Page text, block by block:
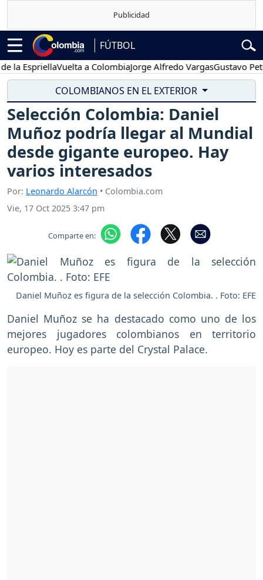
FÚTBOL
Vuelta a ColombiaJorge Alfredo VargasGustavo Petro
COLOMBIANOS EN EL EXTERIOR
Selección Colombia: Daniel
Muñoz podría llegar al Mundial
desde gigante europeo. Hay
varios interesados
Por: Leonardo Alarcón • Colombia.com
Vie, 17 Oct 2025 3:47 pm
Comparte en:
Daniel Muñoz es figura de la selección Colombia. . Foto: EFE
Daniel Muñoz se ha destacado como uno de los
mejores jugadores colombianos en territorio
europeo. Hoy es parte del Crystal Palace.